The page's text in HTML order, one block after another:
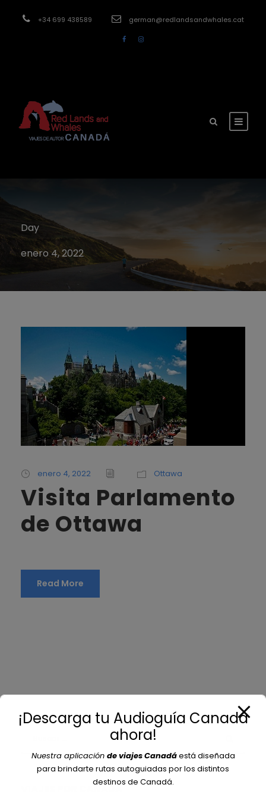
+34 699 438589 german@redlandsandwhales.cat
Day
enero 4, 2022
enero 4, 2022 Ottawa
Visita Parlamento
de Ottawa
Read More
VIAJES POR CANADÁ
¡Descarga tu Audioguía Canadá
ahora!
Nuestra aplicación de viajes Canadáestá diseñada
para brindarte rutas autoguiadas por los distintos
destinos de Canadá.